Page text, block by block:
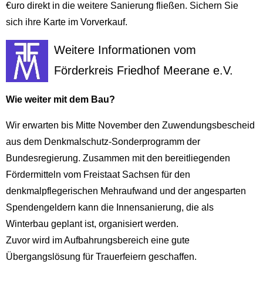
€uro direkt in die weitere Sanierung fließen. Sichern Sie
sich ihre Karte im Vorverkauf.
Weitere Informationen vom
Förderkreis Friedhof Meerane e.V.
Wie weiter mit dem Bau?
Wir erwarten bis Mitte November den Zuwendungsbescheid
aus dem Denkmalschutz-Sonderprogramm der
Bundesregierung. Zusammen mit den bereitliegenden
Fördermitteln vom Freistaat Sachsen für den
denkmalpflegerischen Mehraufwand und der angesparten
Spendengeldern kann die Innensanierung, die als
Winterbau geplant ist, organisiert werden.
Zuvor wird im Aufbahrungsbereich eine gute
Übergangslösung für Trauerfeiern geschaffen.